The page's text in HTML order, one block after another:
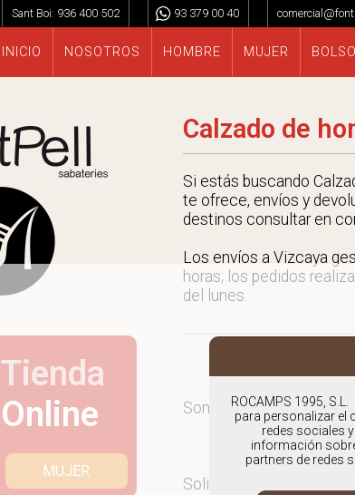
Sant Boi: 936 400 502 93 379 00 40
INICIO NOSOTROS HOMBRE MUJER
Tienda
Online
MUJER
Calzado de
Si estás buscando
te ofrece, envíos y
destinos consultar en
Los envíos a Vizcaya
horas; los pedidos
del lunes.
Somosespecialistas
Solicita más
ROCAMPS 1995,
para personalizar el
redes sociales
información
partners de redes